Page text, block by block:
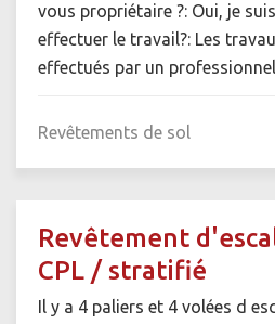
vous propriétaire ?: Oui, je
effectuer le travail?: Les
effectués par un
Revêtements de sol
Revêtement
CPL / stratifié
Il y a 4 paliers et 4 volées d